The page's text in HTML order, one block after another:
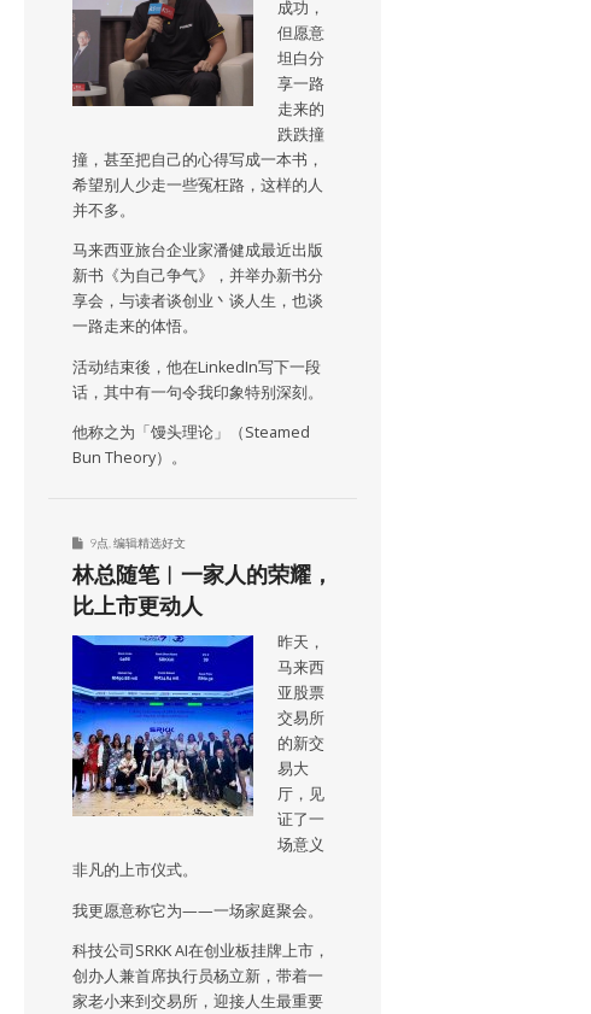
成功，
但愿意
坦白分
享一路
走来的
跌跌撞
撞，甚至把自己的心得写成一本书，
希望别人少走一些冤枉路，这样的人
并不多。
马来西亚旅台企业家潘健成最近出版
新书《为自己争气》，并举办新书分
享会，与读者谈创业丶谈人生，也谈
一路走来的体悟。
活动结束後，他在LinkedIn写下一段
话，其中有一句令我印象特别深刻。
他称之为「馒头理论」（Steamed
Bun Theory）。
9点 编辑精选好文
林总随笔︱一家人的荣耀，
比上市更动人
昨天，
马来西
亚股票
交易所
的新交
易大
厅，见
证了一
场意义
非凡的上市仪式。
我更愿意称它为——一场家庭聚会。
科技公司SRKK AI在创业板挂牌上市，
创办人兼首席执行员杨立新，带着一
家老小来到交易所，迎接人生最重要